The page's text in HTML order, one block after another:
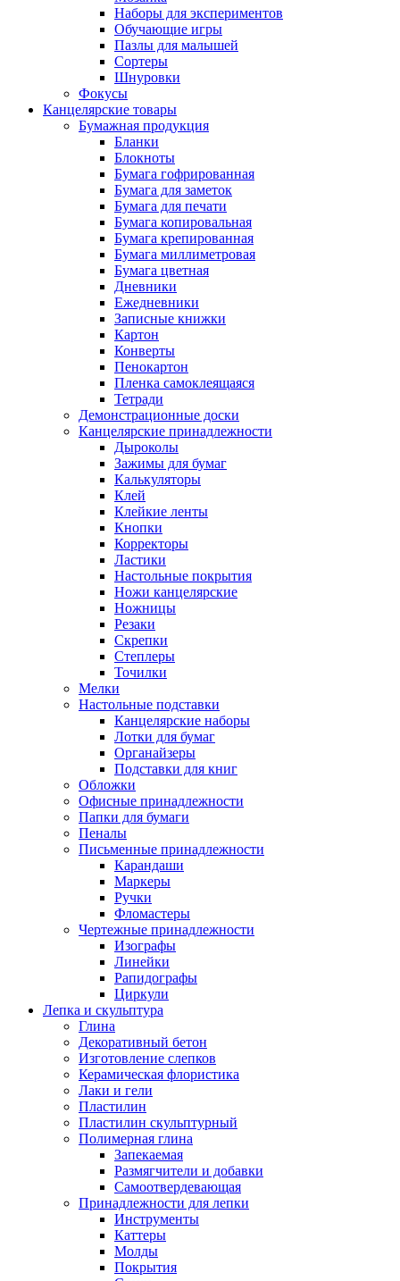
Наборы для экспериментов
Обучающие игры
Пазлы для малышей
Сортеры
Шнуровки
Фокусы
Канцелярские товары
Бумажная продукция
Бланки
Блокноты
Бумага гофрированная
Бумага для заметок
Бумага для печати
Бумага копировальная
Бумага крепированная
Бумага миллиметровая
Бумага цветная
Дневники
Ежедневники
Записные книжки
Картон
Конверты
Пенокартон
Пленка самоклеящаяся
Тетради
Демонстрационные доски
Канцелярские принадлежности
Дыроколы
Зажимы для бумаг
Калькуляторы
Клей
Клейкие ленты
Кнопки
Корректоры
Ластики
Настольные покрытия
Ножи канцелярские
Ножницы
Резаки
Скрепки
Степлеры
Точилки
Мелки
Настольные подставки
Канцелярские наборы
Лотки для бумаг
Органайзеры
Подставки для книг
Обложки
Офисные принадлежности
Папки для бумаги
Пеналы
Письменные принадлежности
Карандаши
Маркеры
Ручки
Фломастеры
Чертежные принадлежности
Изографы
Линейки
Рапидографы
Циркули
Лепка и скульптура
Глина
Декоративный бетон
Изготовление слепков
Керамическая флористика
Лаки и гели
Пластилин
Пластилин скульптурный
Полимерная глина
Запекаемая
Размягчители и добавки
Самоотвердевающая
Принадлежности для лепки
Инструменты
Каттеры
Молды
Покрытия